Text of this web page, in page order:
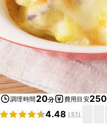
調理時間 20分 費用目安250
4.48 ( 51)